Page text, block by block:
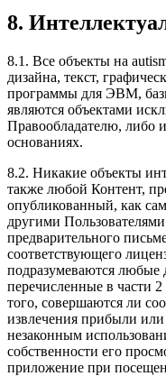
8.
8.1. Все объекты на
дизайна, текст,
программы для ЭВМ,
являются объектами
Правообладателю, либо
основаниях.
8.2. Никакие объекты
также любой Контент,
опубликованный, как
другими
предварительного
соответствующего
подразумеваются любые
перечисленные в части
того, совершаются ли
извлечения прибыли или
незаконным
собственности его
приложение при